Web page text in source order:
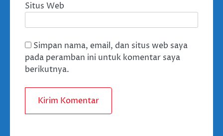
Situs Web
Simpan nama, email, dan situs web saya
pada peramban ini untuk komentar saya
berikutnya.